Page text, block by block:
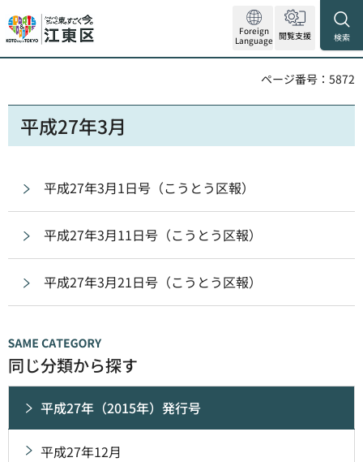
Foreign
Language 閲覧支援 検索
ページ番号：5872
平成27年3月
平成27年3月1日号（こうとう区報）
平成27年3月11日号（こうとう区報）
平成27年3月21日号（こうとう区報）
同じ分類から探す
平成27年（2015年）発行号
平成27年12月